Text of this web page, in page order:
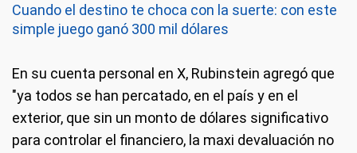
Cuando el destino te choca con la suerte: con este
simple juego ganó 300 mil dólares
En su cuenta personal en X, Rubinstein agregó que
"ya todos se han percatado, en el país y en el
exterior, que sin un monto de dólares significativo
para controlar el financiero, la maxi devaluación no